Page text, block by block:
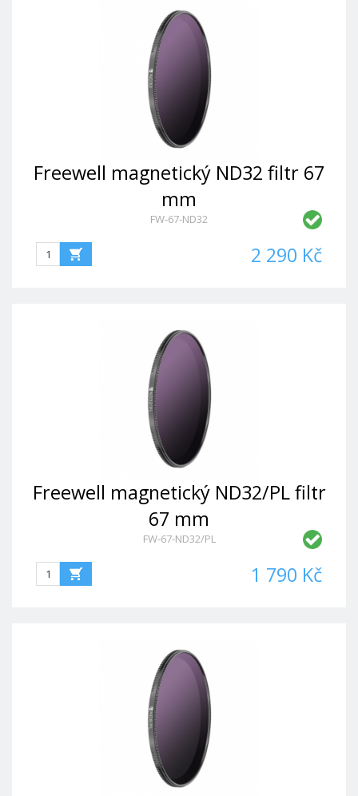
Freewell magnetický ND32 filtr 67
mm
FW-67-ND32
2 290 Kč
Freewell magnetický ND32/PL filtr
67 mm
FW-67-ND32/PL
1 790 Kč